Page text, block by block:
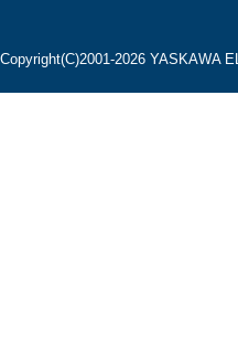
Copyright(C)2001‐2026 YASKAWA